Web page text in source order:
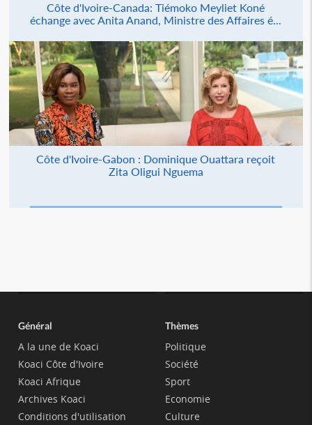
Côte d'Ivoire-Canada: Tiémoko Meyliet Koné
échange avec Anita Anand, Ministre des Affaires é...
Côte d'Ivoire-Gabon : Dominique Ouattara reçoit
Zita Oligui Nguema
Général
A la une de Koaci
Koaci Côte d'Ivoire
Koaci Afrique
Archives Koaci
Conditions d'utilisation
Thèmes
Politique
Société
Sport
Economie
Culture